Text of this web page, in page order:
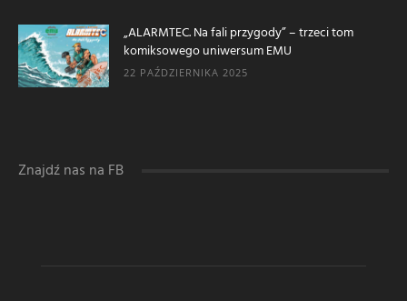
„ALARMTEC. Na fali przygody” – trzeci tom
komiksowego uniwersum EMU
22 PAŹDZIERNIKA 2025
Znajdź nas na FB